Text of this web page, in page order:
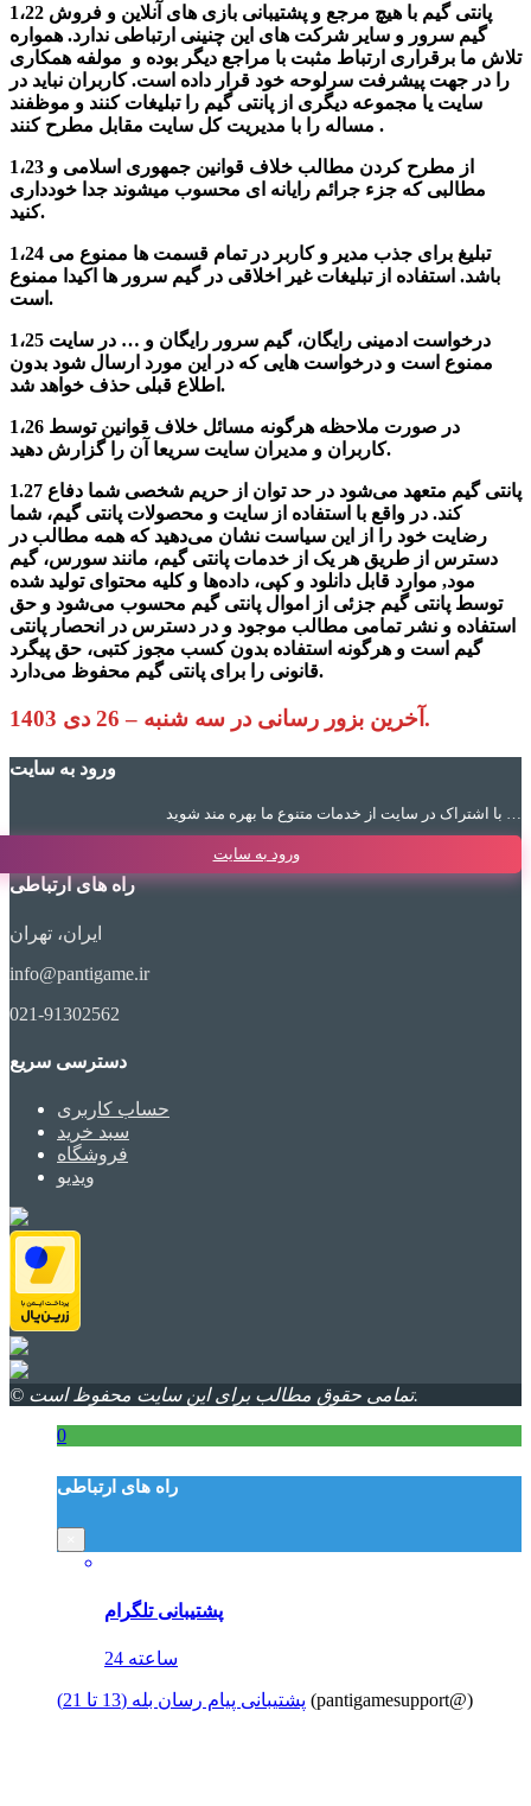
1،22 پانتی گیم با هیچ مرجع و پشتیبانی بازی های آنلاین و فروش
گیم سرور و سایر شرکت های این چنینی ارتباطی ندارد. همواره
تلاش ما برقراری ارتباط مثبت با مراجع دیگر بوده و مولفه همکاری
را در جهت پیشرفت سرلوحه خود قرار داده است. کاربران نباید در
سایت یا مجموعه دیگری از پانتی گیم را تبلیغات کنند و موظفند
مساله را با مدیریت کل سایت مقابل مطرح کنند .
1،23 از مطرح کردن مطالب خلاف قوانین جمهوری اسلامی و
مطالبی که جزء جرائم رایانه ای محسوب میشوند جدا خودداری
کنید.
1،24 تبلیغ برای جذب مدیر و کاربر در تمام قسمت ها ممنوع می
باشد. استفاده از تبلیغات غیر اخلاقی در گیم سرور ها اکیدا ممنوع
است.
1،25 درخواست ادمینی رایگان، گیم سرور رایگان و … در سایت
ممنوع است و درخواست هایی که در این مورد ارسال شود بدون
اطلاع قبلی حذف خواهد شد.
1،26 در صورت ملاحظه هرگونه مسائل خلاف قوانین توسط
کاربران و مدیران سایت سریعا آن را گزارش دهید.
1.27 پانتی گیم متعهد می‏‌شود در حد توان از حریم شخصی شما دفاع
کند. در واقع با استفاده از سایت و محصولات پانتی گیم، شما
رضایت خود را از این سیاست نشان می‏‌دهید که همه مطالب در
دسترس از طریق هر یک از خدمات پانتی گیم، مانند سورس، گیم
مود, موارد قابل دانلود و کپی، داده‌ها و کلیه محتوای تولید شده
توسط پانتی گیم جزئی از اموال پانتی گیم محسوب می‏‌شود و حق
استفاده و نشر تمامی مطالب موجود و در دسترس در انحصار پانتی
گیم است و هرگونه استفاده بدون کسب مجوز کتبی، حق پیگرد
قانونی را برای پانتی گیم محفوظ می‏‌دارد.
آخرین بزور رسانی در سه شنبه – 26 دی 1403.
ورود به سایت
با اشتراک در سایت از خدمات متنوع ما بهره مند شوید …
ورود به سایت
راه های ارتباطی
ایران، تهران
info@pantigame.ir
021-91302562
دسترسی سریع
حساب کاربری
سبد خرید
فروشگاه
ویدیو
© تمامی حقوق مطالب برای این سایت محفوظ است.
0
راه های ارتباطی
پشتیبانی تلگرام
24 ساعته
پشتیبانی پیام رسان بله (13 تا 21) (pantigamesupport@)